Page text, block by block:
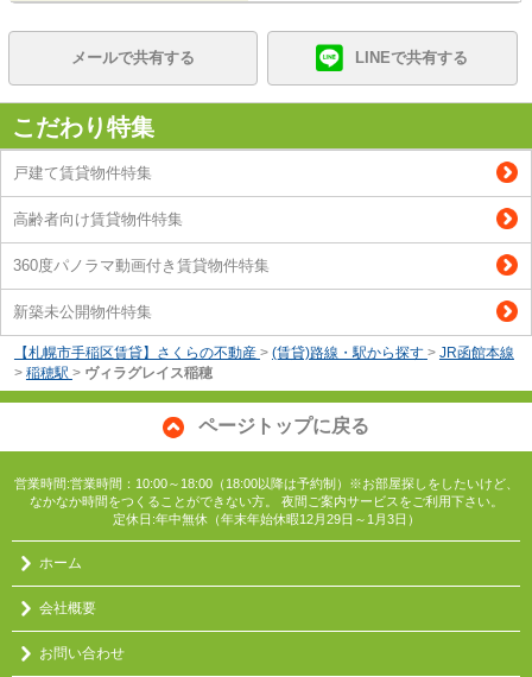
メールで共有する LINEで共有する
こだわり特集
戸建て賃貸物件特集
高齢者向け賃貸物件特集
360度パノラマ動画付き賃貸物件特集
新築未公開物件特集
【札幌市手稲区賃貸】さくらの不動産 > (賃貸)路線・駅から探す > JR函館本線
> 稲穂駅 > ヴィラグレイス稲穂
ページトップに戻る
営業時間:営業時間：10:00～18:00（18:00以降は予約制）※お部屋探しをしたいけど、
なかなか時間をつくることができない方。 夜間ご案内サービスをご利用下さい。
定休日:年中無休（年末年始休暇12月29日～1月3日）
ホーム
会社概要
お問い合わせ